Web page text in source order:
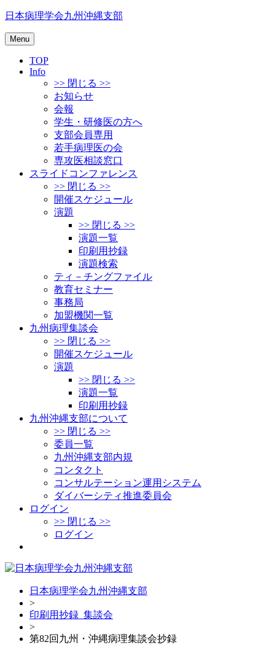
Skip
content
日本病理学会九州沖縄支部
Menu
TOP
Info
>> 閉じる >>
お知らせ
会報
学生・研修医の方へ
支部会員専用
若手病理医の会
専攻医相談窓口
スライドコンファレンス
>> 閉じる >>
開催スケジュール
演題
>> 閉じる >>
演題一覧
印刷用抄録
演題検索
ティ－チングファイル
教育セミナー
事務局
加盟機関一覧
九州病理集談会
>> 閉じる >>
開催スケジュール
演題
>> 閉じる >>
演題一覧
印刷用抄録
九州沖縄支部について
>> 閉じる >>
委員一覧
九州沖縄支部内規
コンタクト
コンサルテーション運用システム
ダイバーシティ推進委員会
ログイン
>> 閉じる >>
ログイン
日本病理学会九州沖縄支部
>
印刷用抄録_集談会
>
第82回九州・沖縄病理集談会抄録